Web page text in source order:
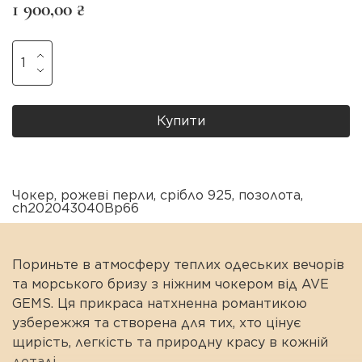
1 900,00 ₴
Купити
Чокер, рожеві перли, срібло 925, позолота,
ch202043040Bp66
Пориньте в атмосферу теплих одеських вечорів
та морського бризу з ніжним чокером від AVE
GEMS. Ця прикраса натхненна романтикою
узбережжя та створена для тих, хто цінує
щирість, легкість та природну красу в кожній